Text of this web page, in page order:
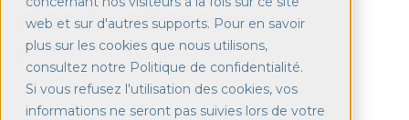
web et sur d'autres supports. Pour en savoir
plus sur les cookies que nous utilisons,
consultez notre Politique de confidentialité.
Si vous refusez l'utilisation des cookies, vos
informations ne seront pas suivies lors de votre
plan Excell et ses
perspectives 3
03/06/2024